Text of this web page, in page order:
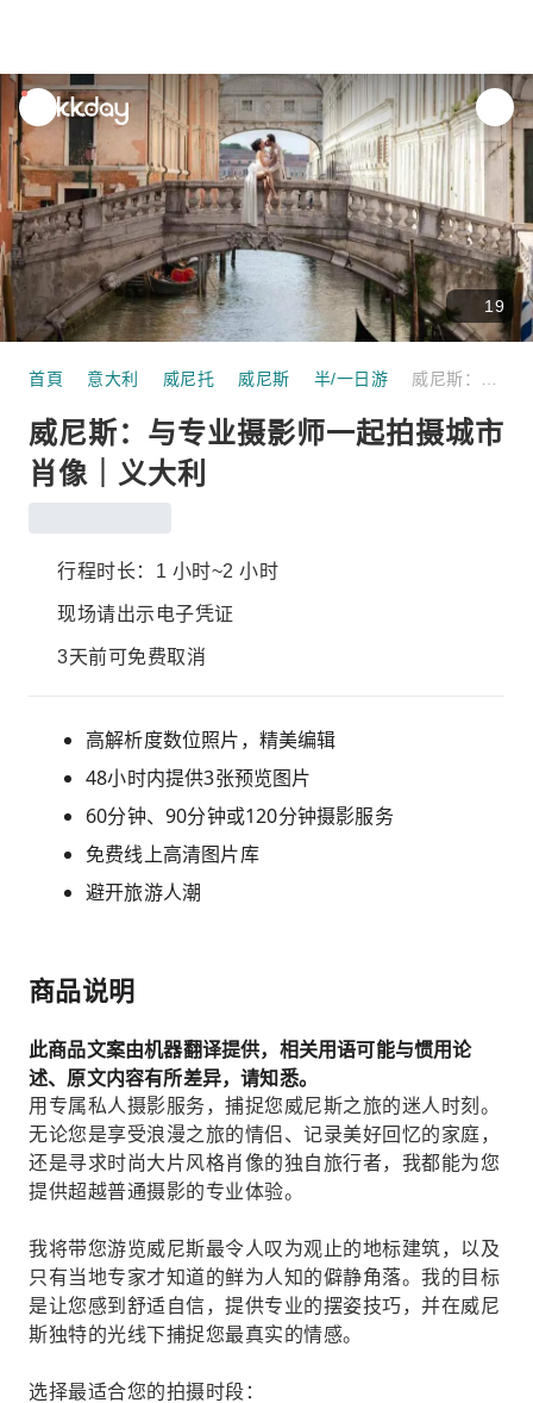
unread
notifications
19
首頁 意大利 威尼托 威尼斯 半/一日游
威尼斯：与专业摄影师一起拍摄城市
肖像｜义大利
行程时长：1 小时~2 小时
现场请出示电子凭证
3天前可免费取消
高解析度数位照片，精美编辑
48小时内提供3张预览图片
60分钟、90分钟或120分钟摄影服务
免费线上高清图片库
避开旅游人潮
商品说明
此商品文案由机器翻译提供，相关用语可能与惯用论
述、原文内容有所差异，请知悉。
用专属私人摄影服务，捕捉您威尼斯之旅的迷人时刻。
无论您是享受浪漫之旅的情侣、记录美好回忆的家庭，
还是寻求时尚大片风格肖像的独自旅行者，我都能为您
提供超越普通摄影的专业体验。
我将带您游览威尼斯最令人叹为观止的地标建筑，以及
只有当地专家才知道的鲜为人知的僻静角落。我的目标
是让您感到舒适自信，提供专业的摆姿技巧，并在威尼
斯独特的光线下捕捉您最真实的情感。
选择最适合您的拍摄时段：